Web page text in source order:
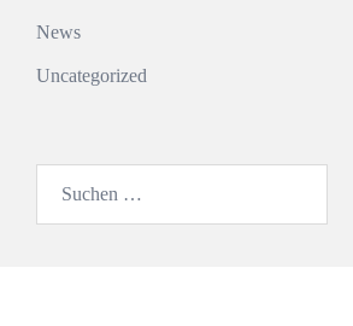
News
Uncategorized